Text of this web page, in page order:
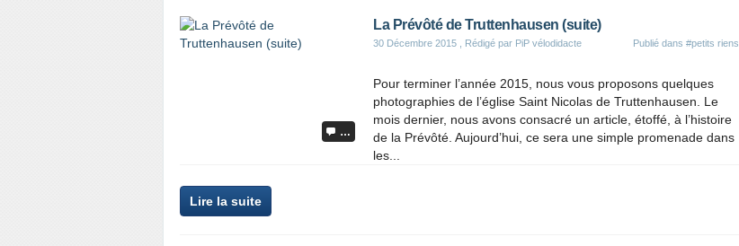
…
La Prévôté de Truttenhausen (suite)
30 Décembre 2015 , Rédigé par PiP vélodidacte Publié dans #petits riens
Pour terminer l’année 2015, nous vous proposons quelques
photographies de l’église Saint Nicolas de Truttenhausen. Le
mois dernier, nous avons consacré un article, étoffé, à l’histoire
de la Prévôté. Aujourd’hui, ce sera une simple promenade dans
les...
Lire la suite